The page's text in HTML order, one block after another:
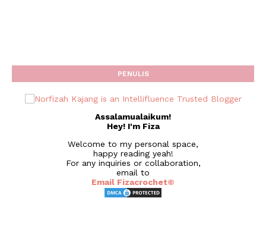
PENULIS
Assalamualaikum!
Hey! I'm Fiza
Welcome to my personal space,
happy reading yeah!
For any inquiries or collaboration,
email to
Email Fizacrochet©